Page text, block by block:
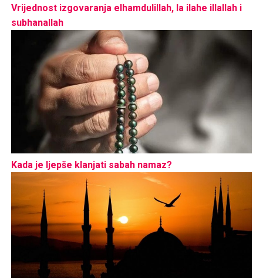
Vrijednost izgovaranja elhamdulillah, la ilahe illallah i
subhanallah
Kada je ljepše klanjati sabah namaz?